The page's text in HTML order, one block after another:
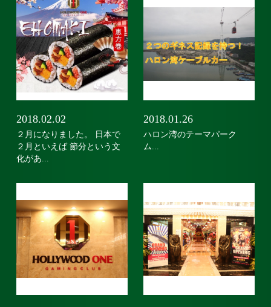
2018.02.02
２月になりました。 日本で
２月といえば 節分という文
化があ...
2018.01.26
ハロン湾のテーマパーク
ム...